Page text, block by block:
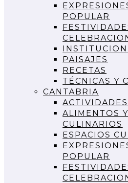
POPULAR
PAISAJES
RECETAS
TÉCNICAS Y
CANTABRIA
ALIMENTOS
CULINARIOS
ESPACIOS
POPULAR